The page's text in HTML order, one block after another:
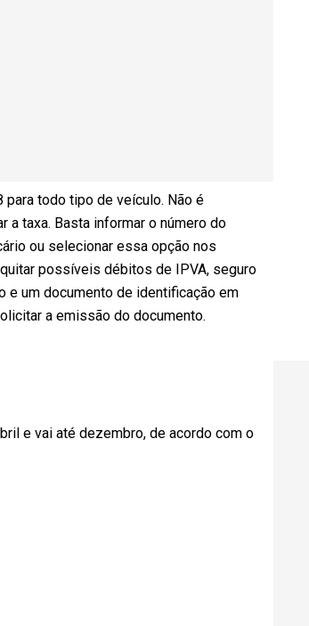
para todo tipo de veículo. Não é
a taxa. Basta informar o número do
ou selecionar essa opção nos
possíveis débitos de IPVA, seguro
e um documento de identificação em
a emissão do documento.
e vai até dezembro, de acordo com o